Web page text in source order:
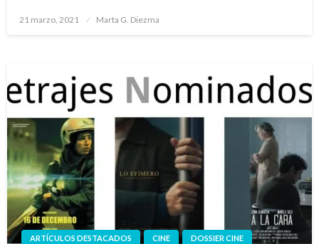
Publicado
21 marzo, 2021 Marta G. Diezma
ARTÍCULOS DESTACADOS CINE
DOSSIER CINE